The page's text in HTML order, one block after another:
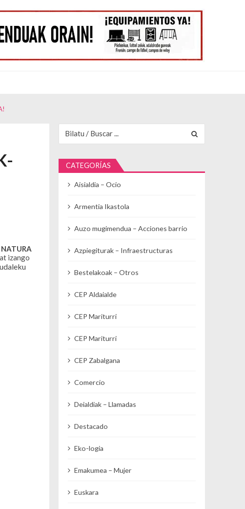
izango
CATEGORÍAS
Aisialdia – Ocio
Armentia Ikastola
Auzo mugimendua – Acciones barrio
Azpiegiturak – Infraestructuras
Bestelakoak – Otros
CEP Aldaialde
CEP Mariturri
CEP Mariturri
CEP Zabalgana
Comercio
Deialdiak – Llamadas
Destacado
Eko-logia
Emakumea – Mujer
Euskara